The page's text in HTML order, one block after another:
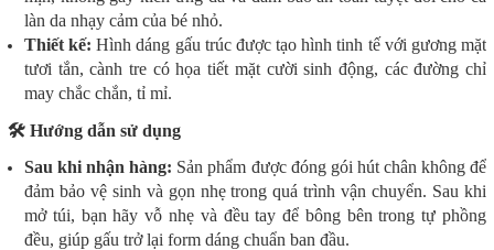
làn da nhạy cảm của bé nhỏ.
Thiết kế: Hình dáng gấu trúc được tạo hình tinh tế với gương mặt
tươi tắn, cành tre có họa tiết mặt cười sinh động, các đường chỉ
may chắc chắn, tỉ mỉ.
🛠️ Hướng dẫn sử dụng
Sau khi nhận hàng: Sản phẩm được đóng gói hút chân không để
đảm bảo vệ sinh và gọn nhẹ trong quá trình vận chuyển. Sau khi
mở túi, bạn hãy vỗ nhẹ và đều tay để bông bên trong tự phồng
đều, giúp gấu trở lại form dáng chuẩn ban đầu.